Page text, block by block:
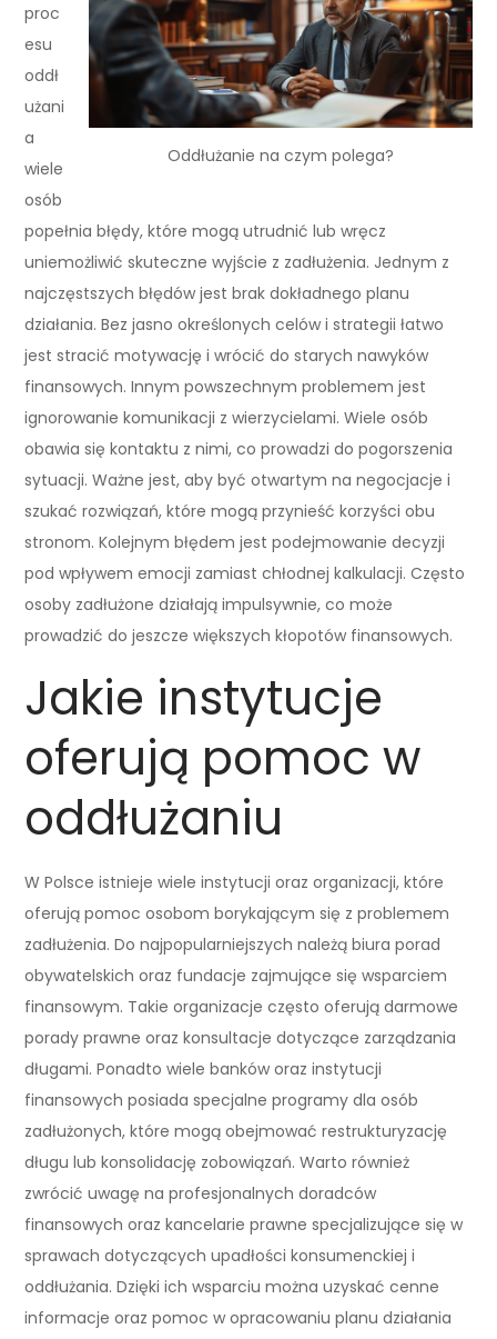
Oddłużanie na czym polega?
proc
esu
oddł
użani
a
wiele
osób
popełnia błędy, które mogą utrudnić lub wręcz
uniemożliwić skuteczne wyjście z zadłużenia. Jednym z
najczęstszych błędów jest brak dokładnego planu
działania. Bez jasno określonych celów i strategii łatwo
jest stracić motywację i wrócić do starych nawyków
finansowych. Innym powszechnym problemem jest
ignorowanie komunikacji z wierzycielami. Wiele osób
obawia się kontaktu z nimi, co prowadzi do pogorszenia
sytuacji. Ważne jest, aby być otwartym na negocjacje i
szukać rozwiązań, które mogą przynieść korzyści obu
stronom. Kolejnym błędem jest podejmowanie decyzji
pod wpływem emocji zamiast chłodnej kalkulacji. Często
osoby zadłużone działają impulsywnie, co może
prowadzić do jeszcze większych kłopotów finansowych.
Jakie instytucje
oferują pomoc w
oddłużaniu
W Polsce istnieje wiele instytucji oraz organizacji, które
oferują pomoc osobom borykającym się z problemem
zadłużenia. Do najpopularniejszych należą biura porad
obywatelskich oraz fundacje zajmujące się wsparciem
finansowym. Takie organizacje często oferują darmowe
porady prawne oraz konsultacje dotyczące zarządzania
długami. Ponadto wiele banków oraz instytucji
finansowych posiada specjalne programy dla osób
zadłużonych, które mogą obejmować restrukturyzację
długu lub konsolidację zobowiązań. Warto również
zwrócić uwagę na profesjonalnych doradców
finansowych oraz kancelarie prawne specjalizujące się w
sprawach dotyczących upadłości konsumenckiej i
oddłużania. Dzięki ich wsparciu można uzyskać cenne
informacje oraz pomoc w opracowaniu planu działania